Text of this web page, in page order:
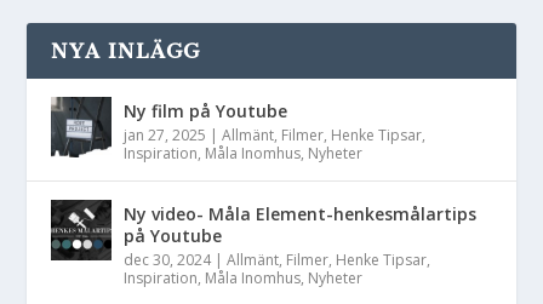
NYA INLÄGG
Ny film på Youtube
jan 27, 2025 |Allmänt, Filmer, Henke Tipsar,
Inspiration, Måla Inomhus, Nyheter
Ny video- Måla Element-henkesmålartips
på Youtube
dec 30, 2024|Allmänt, Filmer, Henke Tipsar,
Inspiration, Måla Inomhus, Nyheter